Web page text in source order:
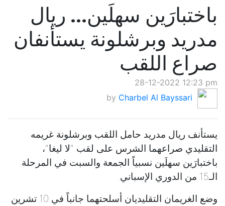
باختبارَين سهلَين... ريال
مدريد وبرشلونة يستأنفان
صراع اللقب
28-12-2022 12:23 pm
by Charbel Al Bayssari
يستأنف ريال مدريد حامل اللقب وبرشلونة غريمه
التقليدي صراعهما الشرس على لقب "لا ليغا"،
باختبارَين سهلَين نسبياً الجمعة والسبت في المرحلة
الـ15 من الدوري الإسباني.
وضع الغريمان التقليديان أسلحتهما جانباً في 10 تشرين